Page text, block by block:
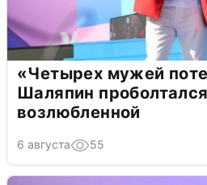
«Четырех мужей
Шаляпин
возлюбленной
6 августа 55